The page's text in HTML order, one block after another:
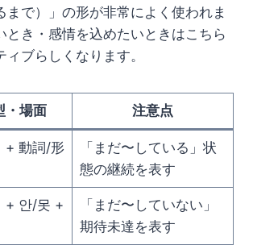
まで）」の形が非常によく使われま
とき・感情を込めたいときはこちら
ィブらしくなります。
・場面 注意点
+ 動詞/形
「まだ〜している」状
態の継続を表す
+ 안/못 +
「まだ〜していない」
期待未達を表す